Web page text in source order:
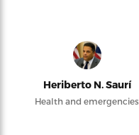
Heriberto N. Saurí
Health and emergencies